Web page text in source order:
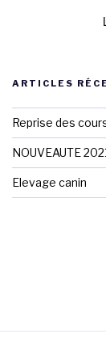
ARTICLES
Reprise des
NOUVEAUTE
Elevage canin